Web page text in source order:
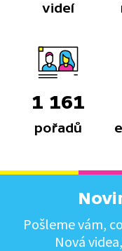
videí
1 161
pořadů
Pošleme vám,
Nová